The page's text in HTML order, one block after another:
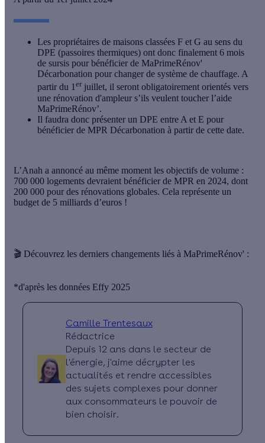
Les propriétaires de maisons classées F et G au sens du
DPE (passoires thermiques) ont donc finalement 6 mois
de sursis pour bénéficier de MaPrimeRénov'
Décarbonation pour changer de système de chauffage. A
partir du 1er juillet, il seront obligatoirement orientés vers
une rénovation d'ampleur s’ils veulent toucher l’aide
MaPrimeRénov’.
Il faudra donc présenter un DPE entre A et E pour
bénéficier de MPR Décarbonation à partir de cette date.
L’Anah a annoncé au même moment les objectifs de volume :
700 000 logements devraient bénéficier de MPR en 2024, dont
200 000 pour des rénovations globales. Cela représente un
budget de 5 milliards d’euros !
🎬 Découvrez les derniers changements liés à MaPrimeRénov' :
*d'après les données Effy 2025
Camille Trentesaux
Rédactrice
Depuis 12 ans dans le secteur de
l'énergie, j'aime décrypter les
actualités et rendre accessibles
des sujets complexes pour donner
aux consommateurs le pouvoir de
bien choisir.